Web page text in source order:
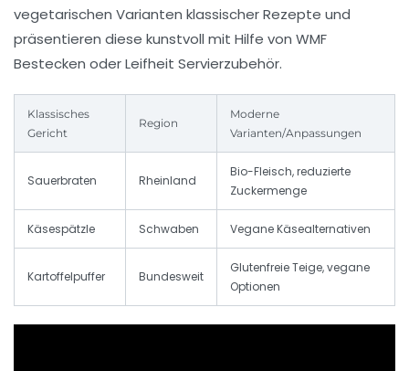
vegetarischen Varianten klassischer Rezepte und
präsentieren diese kunstvoll mit Hilfe von WMF
Bestecken oder Leifheit Servierzubehör.
Klassisches
Gericht
Region
Moderne
Varianten/Anpassungen
Sauerbraten Rheinland
Bio-Fleisch, reduzierte
Zuckermenge
Käsespätzle Schwaben Vegane Käsealternativen
Kartoffelpuffer Bundesweit
Glutenfreie Teige, vegane
Optionen